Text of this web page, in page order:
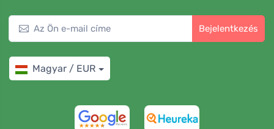
Bejelentkezés
Magyar / EUR